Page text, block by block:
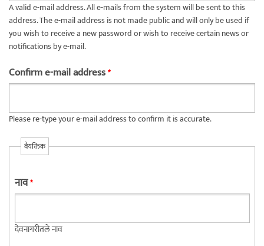
A valid e-mail address. All e-mails from the system will be sent to this
address. The e-mail address is not made public and will only be used if
you wish to receive a new password or wish to receive certain news or
notifications by e-mail.
Confirm e-mail address*
Please re-type your e-mail address to confirm it is accurate.
वैयक्तिक
नाव*
देवनागरीतले नाव